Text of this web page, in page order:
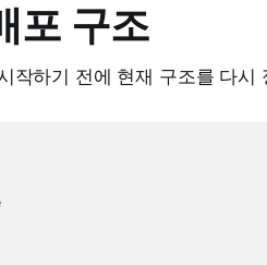
포 구조
작하기 전에 현재 구조를 다시